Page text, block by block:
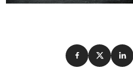
Condividi su